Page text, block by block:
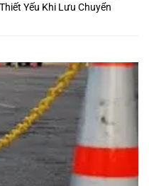
Yếu Khi Lưu Chuyển